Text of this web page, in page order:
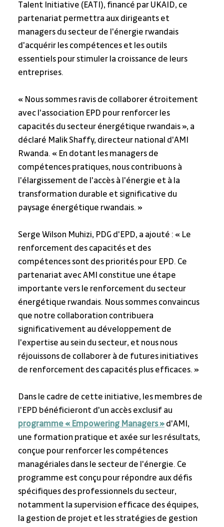
Talent Initiative (EATI), financé par UKAID, ce
partenariat permettra aux dirigeants et
managers du secteur de l'énergie rwandais
d'acquérir les compétences et les outils
essentiels pour stimuler la croissance de leurs
entreprises.
« Nous sommes ravis de collaborer étroitement
avec l'association EPD pour renforcer les
capacités du secteur énergétique rwandais », a
déclaré Malik Shaffy, directeur national d'AMI
Rwanda. « En dotant les managers de
compétences pratiques, nous contribuons à
l'élargissement de l'accès à l'énergie et à la
transformation durable et significative du
paysage énergétique rwandais. »
Serge Wilson Muhizi, PDG d'EPD, a ajouté : « Le
renforcement des capacités et des
compétences sont des priorités pour EPD. Ce
partenariat avec AMI constitue une étape
importante vers le renforcement du secteur
énergétique rwandais. Nous sommes convaincus
que notre collaboration contribuera
significativement au développement de
l'expertise au sein du secteur, et nous nous
réjouissons de collaborer à de futures initiatives
de renforcement des capacités plus efficaces. »
Dans le cadre de cette initiative, les membres de
l'EPD bénéficieront d'un accès exclusif au
programme « Empowering Managers » d'AMI,
une formation pratique et axée sur les résultats,
conçue pour renforcer les compétences
managériales dans le secteur de l'énergie. Ce
programme est conçu pour répondre aux défis
spécifiques des professionnels du secteur,
notamment la supervision efficace des équipes,
la gestion de projet et les stratégies de gestion